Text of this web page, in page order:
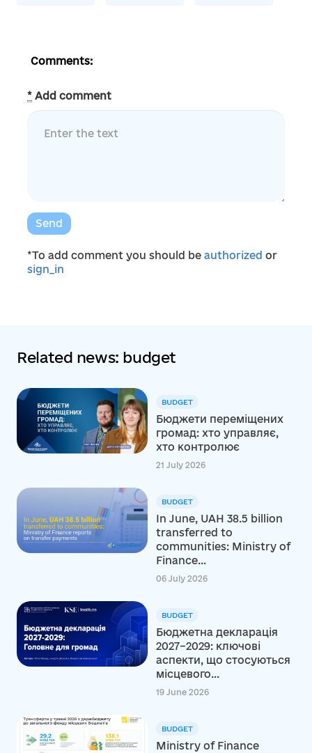
Comments:
* Add comment
Send
*To add comment you should be authorized or
sign_in
Related news: budget
BUDGET
Бюджети переміщених
громад: хто управляє,
хто контролює
21 July 2026
BUDGET
In June, UAH 38.5 billion
transferred to
communities: Ministry of
Finance...
06 July 2026
BUDGET
Бюджетна декларація
2027–2029: ключові
аспекти, що стосуються
місцевого...
19 June 2026
BUDGET
Ministry of Finance